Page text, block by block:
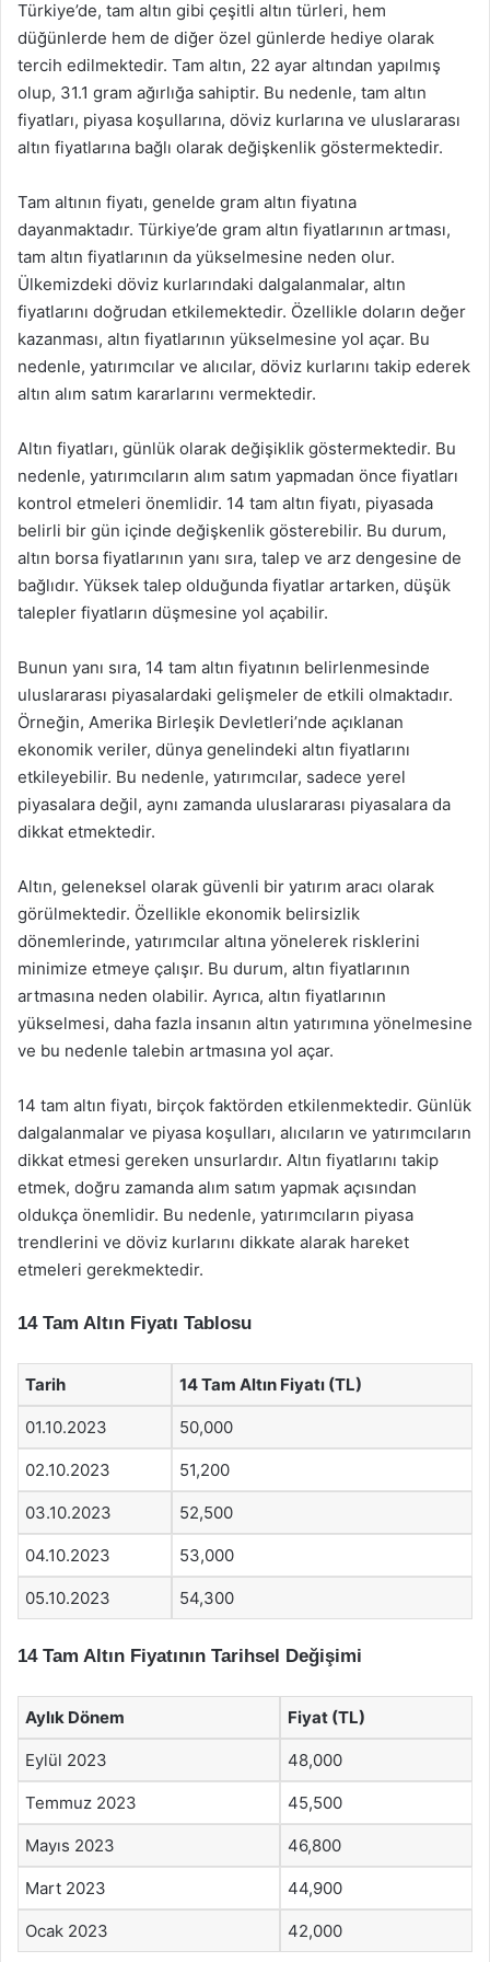
Türkiye’de, tam altın gibi çeşitli altın türleri, hem
düğünlerde hem de diğer özel günlerde hediye olarak
tercih edilmektedir. Tam altın, 22 ayar altından yapılmış
olup, 31.1 gram ağırlığa sahiptir. Bu nedenle, tam altın
fiyatları, piyasa koşullarına, döviz kurlarına ve uluslararası
altın fiyatlarına bağlı olarak değişkenlik göstermektedir.
Tam altının fiyatı, genelde gram altın fiyatına
dayanmaktadır. Türkiye’de gram altın fiyatlarının artması,
tam altın fiyatlarının da yükselmesine neden olur.
Ülkemizdeki döviz kurlarındaki dalgalanmalar, altın
fiyatlarını doğrudan etkilemektedir. Özellikle doların değer
kazanması, altın fiyatlarının yükselmesine yol açar. Bu
nedenle, yatırımcılar ve alıcılar, döviz kurlarını takip ederek
altın alım satım kararlarını vermektedir.
Altın fiyatları, günlük olarak değişiklik göstermektedir. Bu
nedenle, yatırımcıların alım satım yapmadan önce fiyatları
kontrol etmeleri önemlidir. 14 tam altın fiyatı, piyasada
belirli bir gün içinde değişkenlik gösterebilir. Bu durum,
altın borsa fiyatlarının yanı sıra, talep ve arz dengesine de
bağlıdır. Yüksek talep olduğunda fiyatlar artarken, düşük
talepler fiyatların düşmesine yol açabilir.
Bunun yanı sıra, 14 tam altın fiyatının belirlenmesinde
uluslararası piyasalardaki gelişmeler de etkili olmaktadır.
Örneğin, Amerika Birleşik Devletleri’nde açıklanan
ekonomik veriler, dünya genelindeki altın fiyatlarını
etkileyebilir. Bu nedenle, yatırımcılar, sadece yerel
piyasalara değil, aynı zamanda uluslararası piyasalara da
dikkat etmektedir.
Altın, geleneksel olarak güvenli bir yatırım aracı olarak
görülmektedir. Özellikle ekonomik belirsizlik
dönemlerinde, yatırımcılar altına yönelerek risklerini
minimize etmeye çalışır. Bu durum, altın fiyatlarının
artmasına neden olabilir. Ayrıca, altın fiyatlarının
yükselmesi, daha fazla insanın altın yatırımına yönelmesine
ve bu nedenle talebin artmasına yol açar.
14 tam altın fiyatı, birçok faktörden etkilenmektedir. Günlük
dalgalanmalar ve piyasa koşulları, alıcıların ve yatırımcıların
dikkat etmesi gereken unsurlardır. Altın fiyatlarını takip
etmek, doğru zamanda alım satım yapmak açısından
oldukça önemlidir. Bu nedenle, yatırımcıların piyasa
trendlerini ve döviz kurlarını dikkate alarak hareket
etmeleri gerekmektedir.
14 Tam Altın Fiyatı Tablosu
Tarih 14 Tam Altın Fiyatı (TL)
01.10.2023 50,000
02.10.2023 51,200
03.10.2023 52,500
04.10.2023 53,000
05.10.2023 54,300
14 Tam Altın Fiyatının Tarihsel Değişimi
Aylık Dönem Fiyat (TL)
Eylül 2023 48,000
Temmuz 2023 45,500
Mayıs 2023 46,800
Mart 2023 44,900
Ocak 2023 42,000